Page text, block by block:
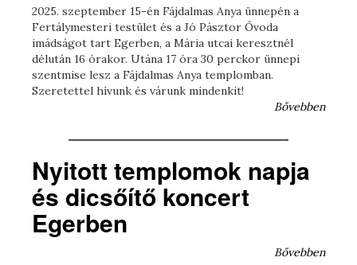
2025. szeptember 15-én Fájdalmas Anya ünnepén a
Fertálymesteri testület és a Jó Pásztor Óvoda
imádságot tart Egerben, a Mária utcai keresztnél
délután 16 órakor. Utána 17 óra 30 perckor ünnepi
szentmise lesz a Fájdalmas Anya templomban.
Szeretettel hívunk és várunk mindenkit!
Bővebben
Nyitott templomok napja
és dicsőítő koncert
Egerben
Bővebben